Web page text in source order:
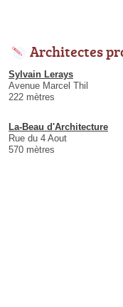
Architectes
Sylvain Lerays
Avenue Marcel Thil
222 mètres
La-Beau d'Architecture
Rue du 4 Aout
570 mètres